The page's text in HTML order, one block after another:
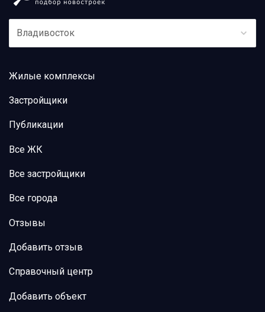
Владивосток
Жилые комплексы
Застройщики
Публикации
Все ЖК
Все застройщики
Все города
Отзывы
Добавить отзыв
Справочный центр
Добавить объект